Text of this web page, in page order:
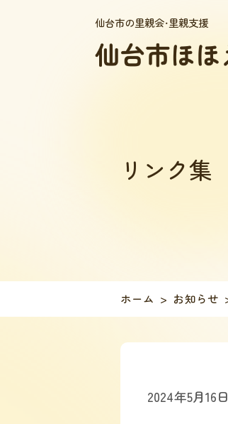
仙台市の里親会・里親支援
リンク集
ホーム お知らせ
2024年5月16日